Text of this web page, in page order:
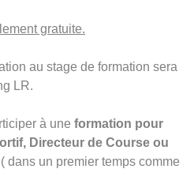
gratuite.
au stage de formation sera
LR.
à une formation pour
Directeur de Course ou
( dans un premier temps comme